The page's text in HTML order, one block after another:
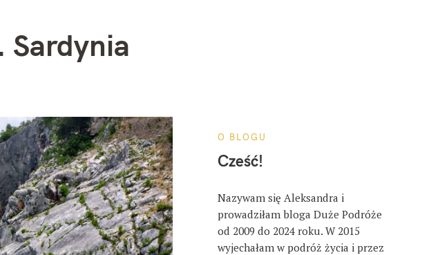
Sardynia
O BLOGU
Cześć!
Nazywam się Aleksandra i
prowadziłam bloga Duże Podróże
od 2009 do 2024 roku. W 2015
wyjechałam w podróż życia i przez